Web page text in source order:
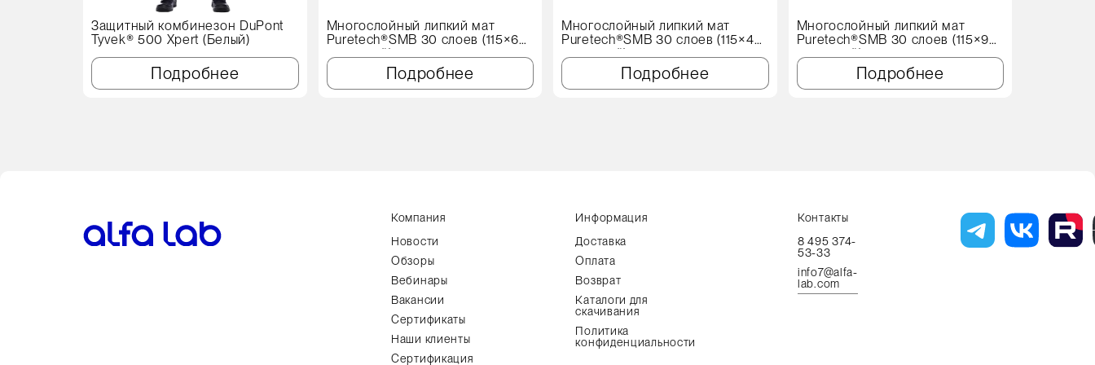
Защитный комбинезон DuPont
Tyvek® 500 Xpert (Белый)
Подробнее
Многослойный липкий мат
Puretech®SMB 30 слоев (115×60
см, синий)
Подробнее
Многослойный липкий мат
Puretech®SMB 30 слоев (115×45
см, синий)
Подробнее
Многослойный липкий мат
Puretech®SMB 30 слоев (115×90
см, синий)
Подробнее
Компания
Новости
Обзоры
Вебинары
Вакансии
Сертификаты
Наши клиенты
Сертификация
Информация
Доставка
Оплата
Возврат
Каталоги для
скачивания
Политика
конфиденциальности
Контакты
8 495 374-
53-33
info7@alfa-
lab.com